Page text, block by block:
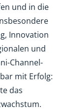
und in die
Innovation
und
Channel-
mit Erfolg:
das